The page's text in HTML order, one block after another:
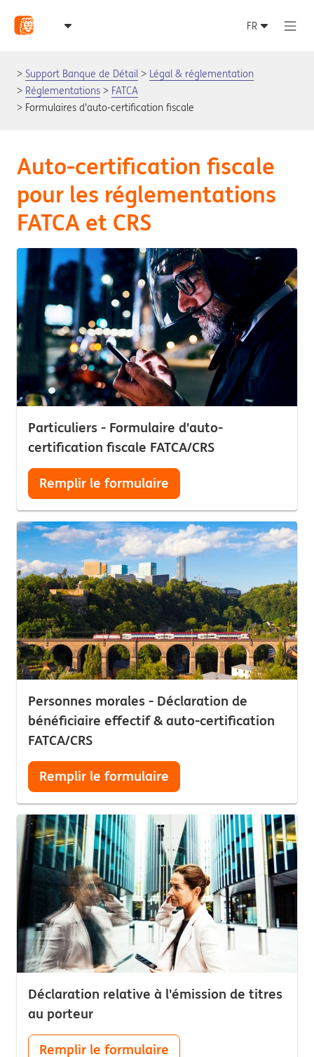
Support Banque de Détail
Légal & réglementation
Réglementations
FATCA
Formulaires d'auto-certification fiscale
Auto-certification fiscale
pour les réglementations
FATCA et CRS
Particuliers - Formulaire d'auto-
certification fiscale FATCA/CRS
Remplir le formulaire
Personnes morales - Déclaration de
bénéficiaire effectif & auto-certification
FATCA/CRS
Remplir le formulaire
Déclaration relative à l'émission de titres
au porteur
Remplir le formulaire